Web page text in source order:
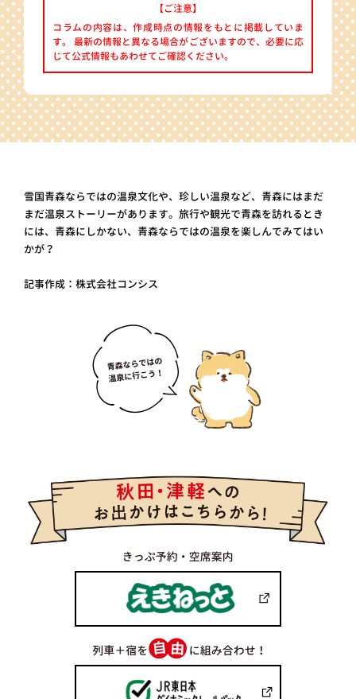
【ご注意】
コラムの内容は、作成時点の情報をもとに掲載していま
す。 最新の情報と異なる場合がございますので、必要に応
じて公式情報もあわせてご確認ください。
雪国青森ならではの温泉文化や、珍しい温泉など、青森にはまだ
まだ温泉ストーリーがあります。旅行や観光で青森を訪れるとき
には、青森にしかない、青森ならではの温泉を楽しんでみてはい
かが？
記事作成：株式会社コンシス